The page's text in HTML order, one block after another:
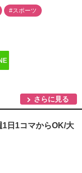
#スポーツ
さらに見る
日1コマからOK/大